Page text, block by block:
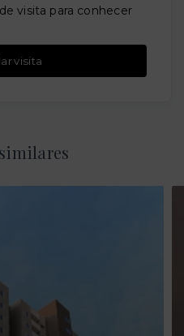
visita para conhecer
visita